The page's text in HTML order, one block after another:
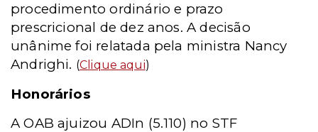
procedimento ordinário e prazo
prescricional de dez anos. A decisão
unânime foi relatada pela ministra Nancy
Andrighi. (Clique aqui)
Honorários
A OAB ajuizou ADIn (5.110) no STF